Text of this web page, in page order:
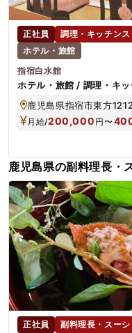
正社員
調理・キッチンス
ホテル・旅館
指宿白水館
ホテル・旅館 / 調理・キ
フ / 正社員
鹿児島県指宿市東方
月給/200,000 円〜
鹿児島県の副料理長・
正社員
副料理長・スーシ